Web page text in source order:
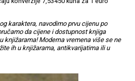
karaktera, navodimo prvu cijenu po
da cijene i dostupnost knjiga
knjižarama! Moderna vremena više se ne
ih u knjižarama, antikvarijatima ili u